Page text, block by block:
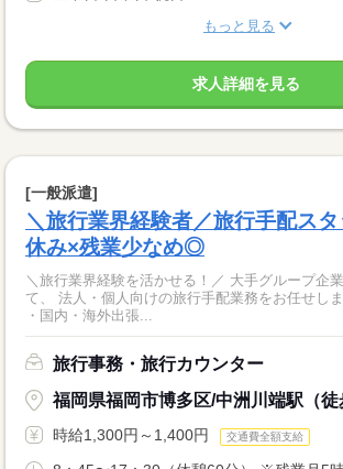
もっと見る
求人詳細を見る
[一般派遣]
＼旅行業界経験者／旅行手配ス
休み×残業少なめ◎
＼旅行業界経験を活かせる！／ 大手グループ企
て、 法人・個人向けの旅行手配業務をお任せします！ 【仕事
・国内・海外出張...
旅行事務・旅行カウンター
福岡県福岡市博多区/中洲川端駅（徒
時給1,300円～1,400円 交通費全額支給